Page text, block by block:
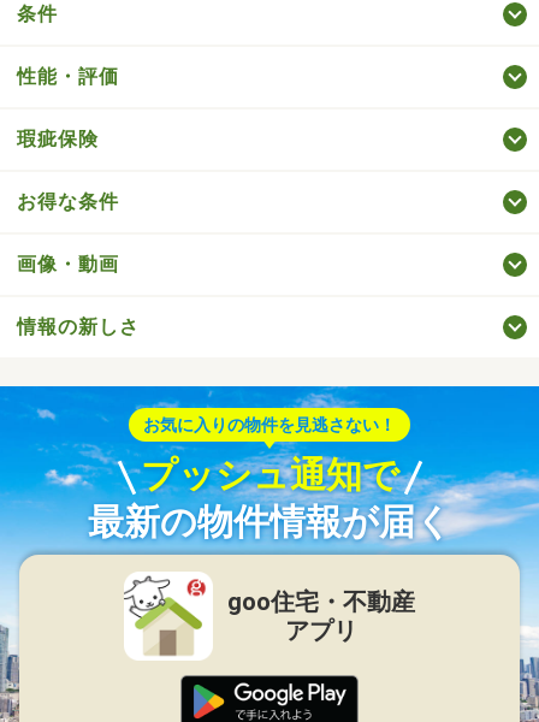
条件
性能・評価
瑕疵保険
お得な条件
画像・動画
情報の新しさ
お気に入りの物件を見逃さない！
プッシュ通知で
最新の物件情報が届く
goo住宅・不動産
アプリ